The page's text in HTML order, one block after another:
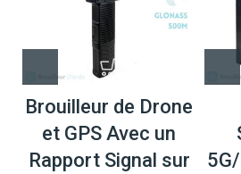
Brouilleur de Drone
et GPS Avec un
Rapport Signal sur